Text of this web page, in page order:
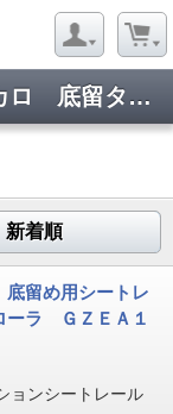
保安基準適合シートレール レカロ 底留タイプ
新着順
留め用シートレ
ラ ＧＺＥＡ１
ョンシートレール